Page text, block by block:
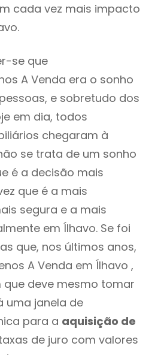
cada vez mais impacto
se que
A Venda era o sonho
e sobretudo dos
em dia, todos
chegaram à
se trata de um sonho
é a decisão mais
que é a mais
segura e a mais
em Ílhavo. Se foi
que, nos últimos anos,
A Venda em Ílhavo ,
que deve mesmo tomar
uma janela de
para a aquisição de
de juro com valores